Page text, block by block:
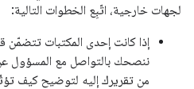
لجهات خارجية، اتّبِع الخطوات التالية:
إذا كانت إحدى المكتبات تتضمّن
ننصحك بالتواصل مع المسؤول عن
من تقريرك إليه لتوضيح كيف